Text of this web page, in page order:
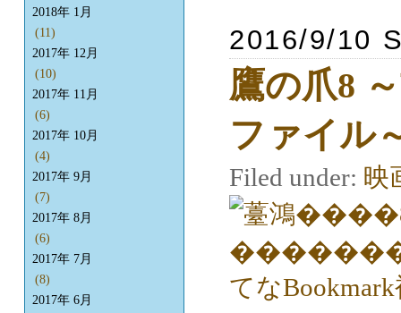
2016/9/10
鷹の爪8
ファイル
Filed under: 映
2018年 1月
(11)
2017年 12月
(10)
2017年 11月
(6)
2017年 10月
(4)
2017年 9月
(7)
2017年 8月
(6)
2017年 7月
(8)
2017年 6月